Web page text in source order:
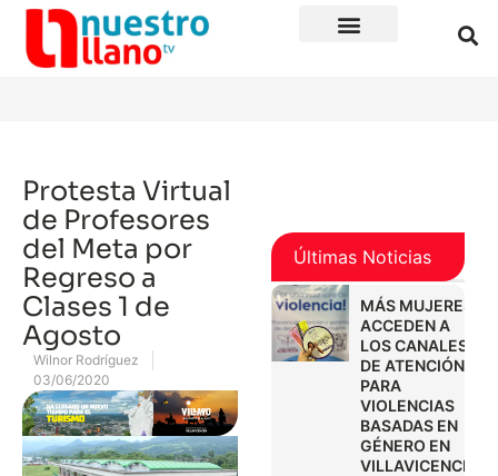
Protesta Virtual
de Profesores
del Meta por
Regreso a
Clases 1 de
Agosto
Wilnor Rodríguez
03/06/2020
Últimas Noticias
MÁS MUJERES
ACCEDEN A
LOS CANALES
DE ATENCIÓN
PARA
VIOLENCIAS
BASADAS EN
GÉNERO EN
VILLAVICENCIO